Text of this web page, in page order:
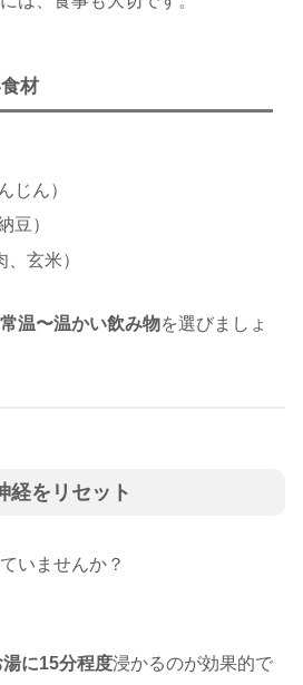
材
じん）
豆）
玄米）
常温〜温かい飲み物を選びましょ
をリセット
いませんか？
に15分程度浸かるのが効果的で